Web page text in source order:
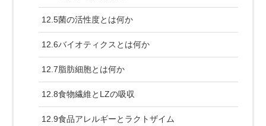
12.5菌の活性度とは何か
12.6バイオティクスとは何か
12.7脂肪細胞とは何か
12.8食物繊維とLZの吸収
12.9食品アレルギーとラクトザイム